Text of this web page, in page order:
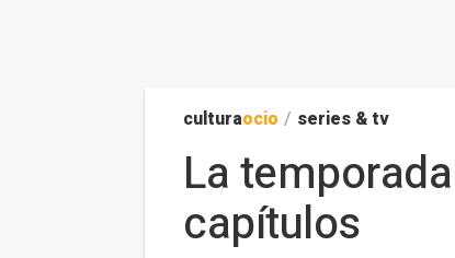
culturaocio / series & tv
La
capítulos